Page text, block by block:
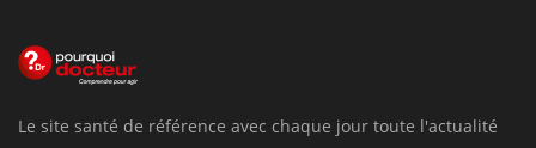
Le site santé de référence avec chaque jour toute l'actualité